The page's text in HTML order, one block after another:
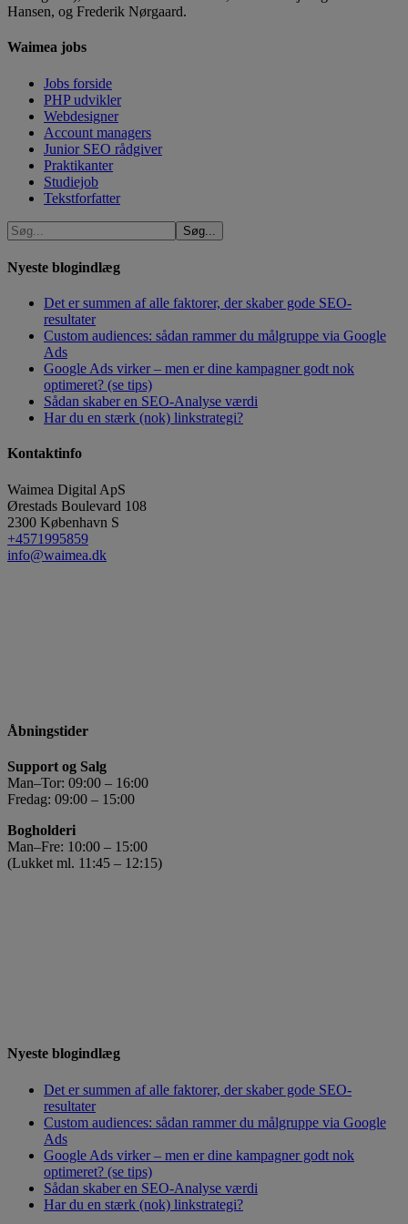
Hansen, og Frederik Nørgaard.
Waimea jobs
Jobs forside
PHP udvikler
Webdesigner
Account managers
Junior SEO rådgiver
Praktikanter
Studiejob
Tekstforfatter
Nyeste blogindlæg
Det er summen af alle faktorer, der skaber gode SEO-
resultater
Custom audiences: sådan rammer du målgruppe via Google
Ads
Google Ads virker – men er dine kampagner godt nok
optimeret? (se tips)
Sådan skaber en SEO-Analyse værdi
Har du en stærk (nok) linkstrategi?
Kontaktinfo
Waimea Digital ApS
Ørestads Boulevard 108
2300 København S
+4571995859
info@waimea.dk
Åbningstider
Support og Salg
Man–Tor: 09:00 – 16:00
Fredag: 09:00 – 15:00
Bogholderi
Man–Fre: 10:00 – 15:00
(Lukket ml. 11:45 – 12:15)
Nyeste blogindlæg
Det er summen af alle faktorer, der skaber gode SEO-
resultater
Custom audiences: sådan rammer du målgruppe via Google
Ads
Google Ads virker – men er dine kampagner godt nok
optimeret? (se tips)
Sådan skaber en SEO-Analyse værdi
Har du en stærk (nok) linkstrategi?